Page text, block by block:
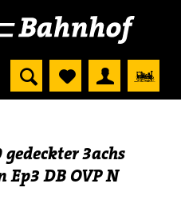
3achs
Ep3 DB OVP N